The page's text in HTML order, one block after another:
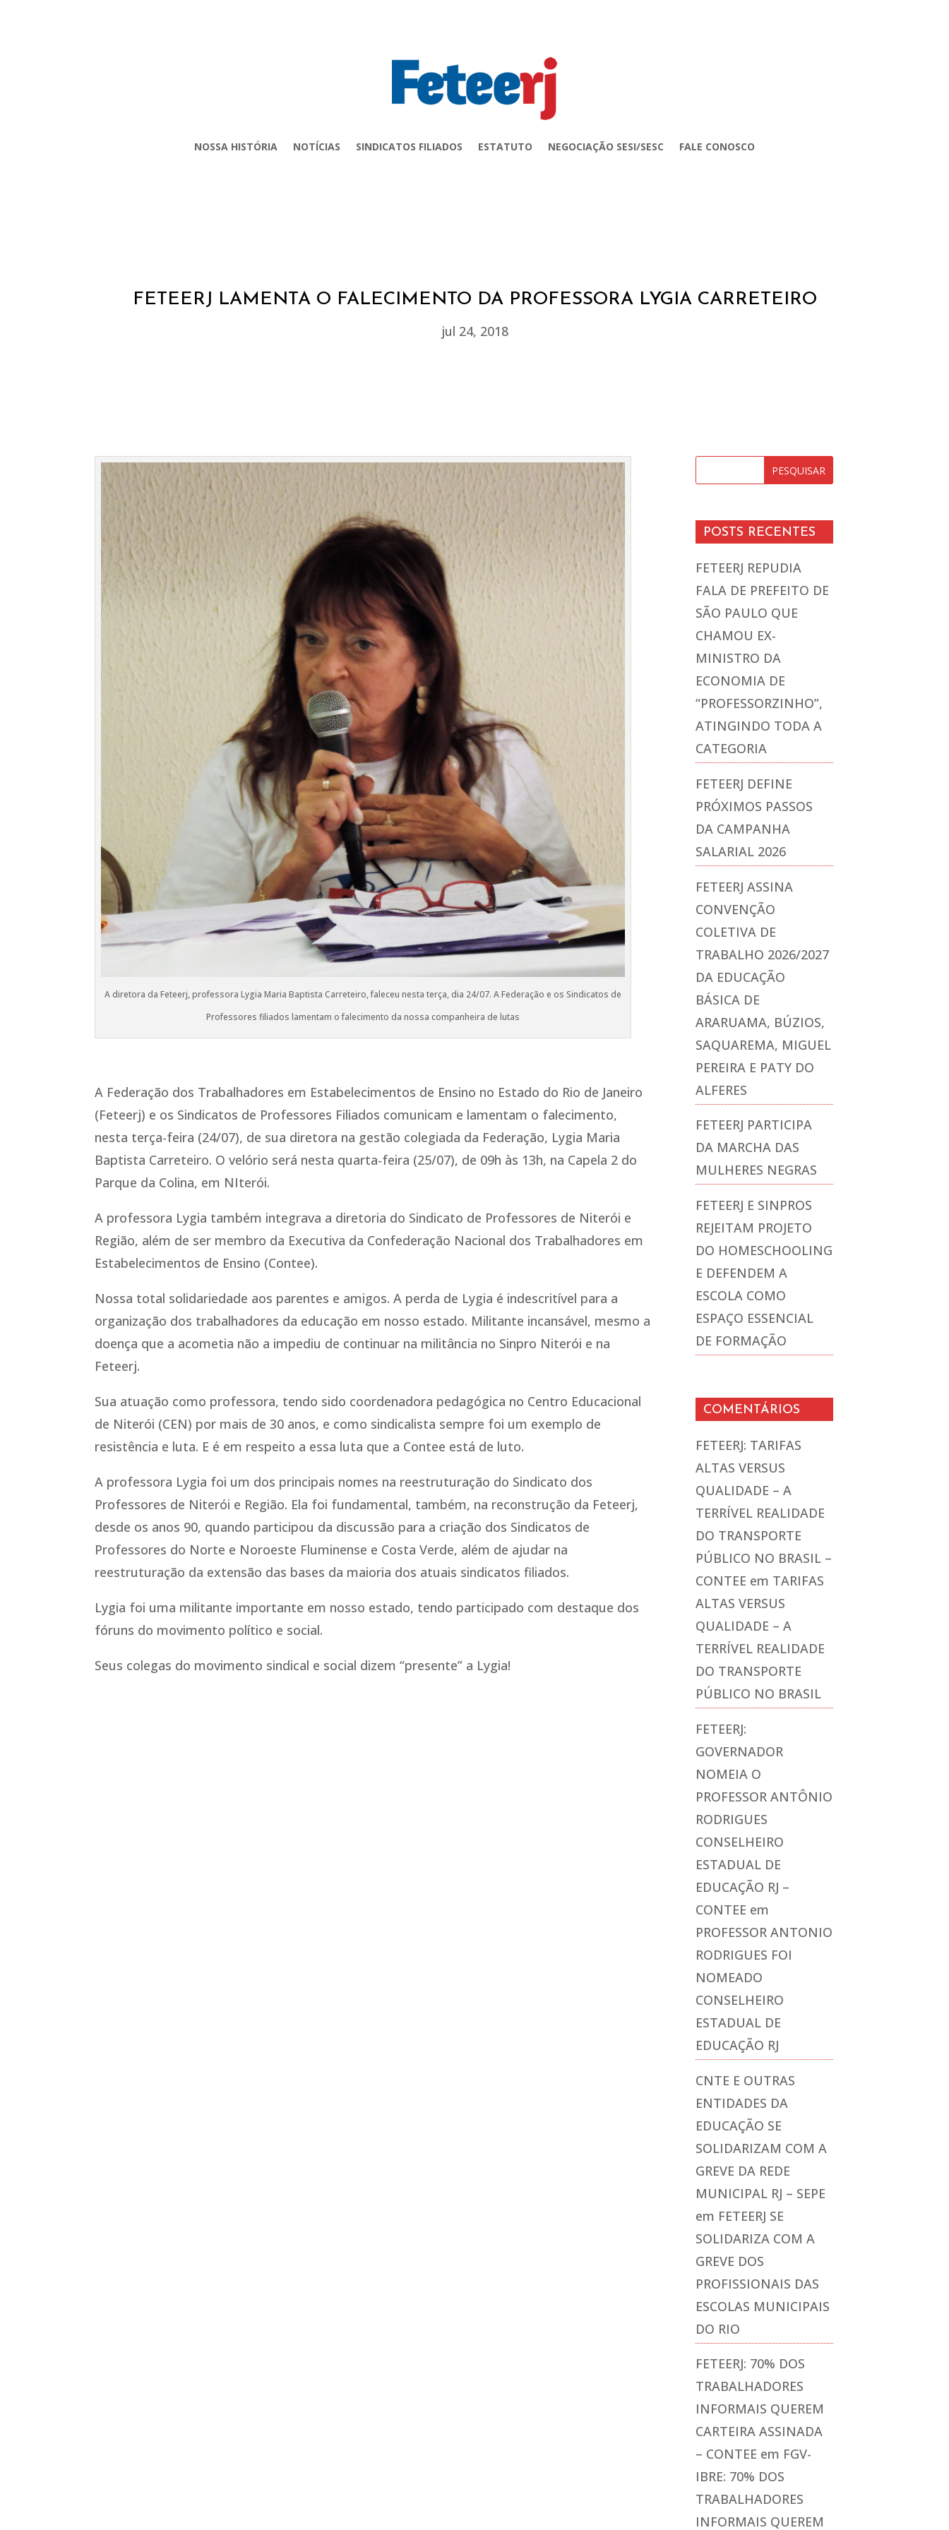
NOSSA HISTÓRIA NOTÍCIAS SINDICATOS FILIADOS ESTATUTO NEGOCIAÇÃO SESI/SESC FALE CONOSCO
FETEERJ LAMENTA O FALECIMENTO DA PROFESSORA LYGIA CARRETEIRO
jul 24, 2018
A diretora da Feteerj, professora Lygia Maria Baptista Carreteiro, faleceu nesta terça, dia 24/07. A Federação e os Sindicatos de
Professores filiados lamentam o falecimento da nossa companheira de lutas
A Federação dos Trabalhadores em Estabelecimentos de Ensino no Estado do Rio de Janeiro
(Feteerj) e os Sindicatos de Professores Filiados comunicam e lamentam o falecimento,
nesta terça-feira (24/07), de sua diretora na gestão colegiada da Federação, Lygia Maria
Baptista Carreteiro. O velório será nesta quarta-feira (25/07), de 09h às 13h, na Capela 2 do
Parque da Colina, em NIterói.
A professora Lygia também integrava a diretoria do Sindicato de Professores de Niterói e
Região, além de ser membro da Executiva da Confederação Nacional dos Trabalhadores em
Estabelecimentos de Ensino (Contee).
Nossa total solidariedade aos parentes e amigos. A perda de Lygia é indescritível para a
organização dos trabalhadores da educação em nosso estado. Militante incansável, mesmo a
doença que a acometia não a impediu de continuar na militância no Sinpro Niterói e na
Feteerj.
Sua atuação como professora, tendo sido coordenadora pedagógica no Centro Educacional
de Niterói (CEN) por mais de 30 anos, e como sindicalista sempre foi um exemplo de
resistência e luta. E é em respeito a essa luta que a Contee está de luto.
A professora Lygia foi um dos principais nomes na reestruturação do Sindicato dos
Professores de Niterói e Região. Ela foi fundamental, também, na reconstrução da Feteerj,
desde os anos 90, quando participou da discussão para a criação dos Sindicatos de
Professores do Norte e Noroeste Fluminense e Costa Verde, além de ajudar na
reestruturação da extensão das bases da maioria dos atuais sindicatos filiados.
Lygia foi uma militante importante em nosso estado, tendo participado com destaque dos
fóruns do movimento político e social.
Seus colegas do movimento sindical e social dizem “presente” a Lygia!
POSTS RECENTES
FETEERJ REPUDIA
FALA DE PREFEITO DE
SÃO PAULO QUE
CHAMOU EX-
MINISTRO DA
ECONOMIA DE
“PROFESSORZINHO”,
ATINGINDO TODA A
CATEGORIA
FETEERJ DEFINE
PRÓXIMOS PASSOS
DA CAMPANHA
SALARIAL 2026
FETEERJ ASSINA
CONVENÇÃO
COLETIVA DE
TRABALHO 2026/2027
DA EDUCAÇÃO
BÁSICA DE
ARARUAMA, BÚZIOS,
SAQUAREMA, MIGUEL
PEREIRA E PATY DO
ALFERES
FETEERJ PARTICIPA
DA MARCHA DAS
MULHERES NEGRAS
FETEERJ E SINPROS
REJEITAM PROJETO
DO HOMESCHOOLING
E DEFENDEM A
ESCOLA COMO
ESPAÇO ESSENCIAL
DE FORMAÇÃO
COMENTÁRIOS
FETEERJ: TARIFAS
ALTAS VERSUS
QUALIDADE – A
TERRÍVEL REALIDADE
DO TRANSPORTE
PÚBLICO NO BRASIL –
CONTEE em TARIFAS
ALTAS VERSUS
QUALIDADE – A
TERRÍVEL REALIDADE
DO TRANSPORTE
PÚBLICO NO BRASIL
FETEERJ:
GOVERNADOR
NOMEIA O
PROFESSOR ANTÔNIO
RODRIGUES
CONSELHEIRO
ESTADUAL DE
EDUCAÇÃO RJ –
CONTEE em
PROFESSOR ANTONIO
RODRIGUES FOI
NOMEADO
CONSELHEIRO
ESTADUAL DE
EDUCAÇÃO RJ
CNTE E OUTRAS
ENTIDADES DA
EDUCAÇÃO SE
SOLIDARIZAM COM A
GREVE DA REDE
MUNICIPAL RJ – SEPE
em FETEERJ SE
SOLIDARIZA COM A
GREVE DOS
PROFISSIONAIS DAS
ESCOLAS MUNICIPAIS
DO RIO
FETEERJ: 70% DOS
TRABALHADORES
INFORMAIS QUEREM
CARTEIRA ASSINADA
– CONTEE em FGV-
IBRE: 70% DOS
TRABALHADORES
INFORMAIS QUEREM